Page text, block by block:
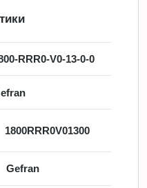
RRR0-V0-13-0-0
1800RRR0V01300
Gefran